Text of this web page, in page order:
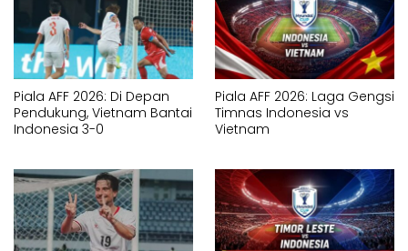
Piala AFF 2026: Di Depan
Pendukung, Vietnam Bantai
Indonesia 3-0
Piala AFF 2026: Laga Gengsi
Timnas Indonesia vs
Vietnam